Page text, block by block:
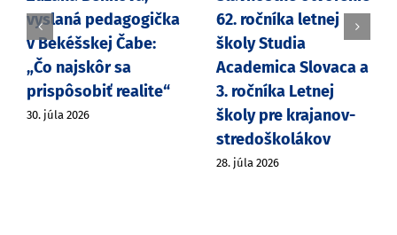
vyslaná pedagogička
v Bekéšskej Čabe:
„Čo najskôr sa
prispôsobiť realite“
30. júla 2026
62. ročníka letnej
školy Studia
Academica Slovaca a
3. ročníka Letnej
školy pre krajanov-
stredoškolákov
28. júla 2026